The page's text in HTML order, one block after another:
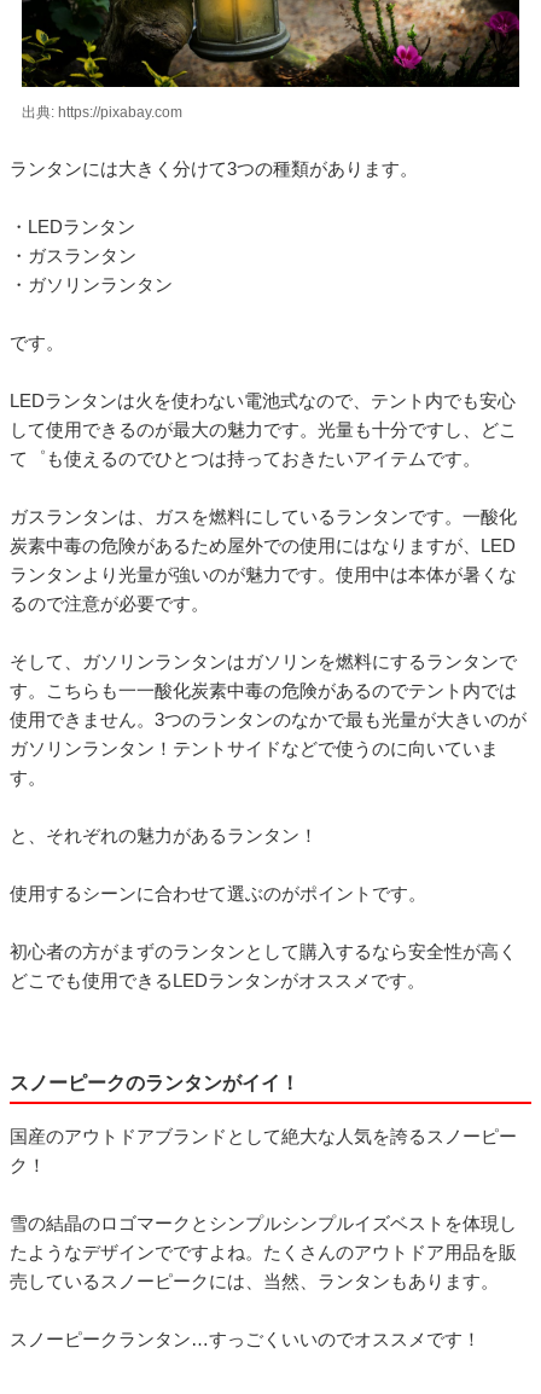
出典: https://pixabay.com
ランタンには大きく分けて3つの種類があります。
・LEDランタン
・ガスランタン
・ガソリンランタン
です。
LEDランタンは火を使わない電池式なので、テント内でも安心
して使用できるのが最大の魅力です。光量も十分ですし、どこ
て゜も使えるのでひとつは持っておきたいアイテムです。
ガスランタンは、ガスを燃料にしているランタンです。一酸化
炭素中毒の危険があるため屋外での使用にはなりますが、LED
ランタンより光量が強いのが魅力です。使用中は本体が暑くな
るので注意が必要です。
そして、ガソリンランタンはガソリンを燃料にするランタンで
す。こちらも一一酸化炭素中毒の危険があるのでテント内では
使用できません。3つのランタンのなかで最も光量が大きいのが
ガソリンランタン！テントサイドなどで使うのに向いていま
す。
と、それぞれの魅力があるランタン！
使用するシーンに合わせて選ぶのがポイントです。
初心者の方がまずのランタンとして購入するなら安全性が高く
どこでも使用できるLEDランタンがオススメです。
スノーピークのランタンがイイ！
国産のアウトドアブランドとして絶大な人気を誇るスノーピー
ク！
雪の結晶のロゴマークとシンプルシンプルイズベストを体現し
たようなデザインでですよね。たくさんのアウトドア用品を販
売しているスノーピークには、当然、ランタンもあります。
スノーピークランタン…すっごくいいのでオススメです！